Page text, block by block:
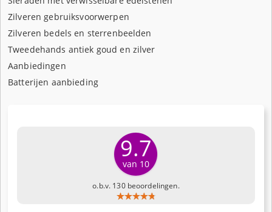
Zilveren gebruiksvoorwerpen
Zilveren bedels en sterrenbeelden
Tweedehands antiek goud en zilver
Aanbiedingen
Batterijen aanbieding
9.7
van 10
o.b.v. 130 beoordelingen.